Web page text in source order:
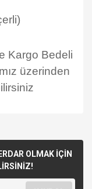
Kargo Bedeli
üzerinden
OLMAK İÇİN